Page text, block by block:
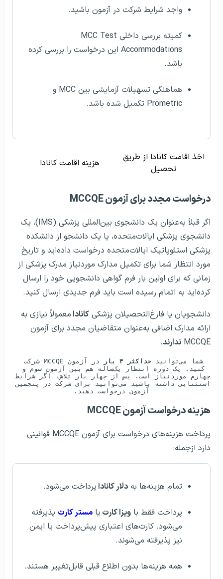
واجد شرایط شرکت در آزمون باشید.
کمیته بررسی داخلی MCC Test
Accommodations این درخواست را بررسی کرده
باشد.
هماهنگی تسهیلات آزمایشی بین MCC و
Prometric تکمیل شده باشد.
اخذ اقامت کانادا از طریق
تحصیل
هزینه اقامت کانادا
درخواست مجدد برای آزمون MCCQE
اگر قبلاً به‌عنوان یک دانشجوی بین‌المللی پزشکی (IMS)، یک
دانشجوی پزشکی ایالات‌متحده، یا یک دانشجو از دانشکده
پزشکی استئوپاتیک ایالات‌متحده درخواست داده‌اید و تاریخ
مورد انتظار شما برای تکمیل مدارک موردنیاز مدرک پزشکی از
زمانی که برای اولین بار فرم گواهی دانشجویی خود را ارسال
کرده‌اید به اتمام رسیده است باید فرم جدیدی ارسال کنید.
دانشجویان یا فارغ‌التحصیلان پزشکی کانادامعمولاً نیازی به
ارائه مدارک اضافی به‌عنوان متقاضیان مجدد برای آزمون
MCCQE ندارند.
شما می‌توانید حداکثر ۴ بار
استثنایی داشته باشید می‌توانید برای شرکت در پنجمین
آزمون درخواست دهید.
هزینه درخواست آزمون MCCQE
پرداخت هزینه‌های درخواست برای آزمون MCCQE قوانینی
دارد ازجمله:
تمام هزینه‌ها به دلار کاناداپرداخت می‌شود.
پرداخت فقط با ویزا کارت یا مستر کارت پذیرفته
می‌شود. کارت‌های اعتباری پیش‌پرداخت یا ایمن
نیز پذیرفته می‌شوند.
همه هزینه‌ها بدون اطلاع قبلی قابل‌تغییر هستند.